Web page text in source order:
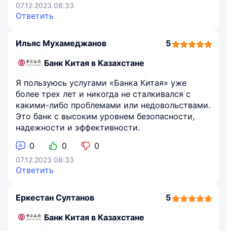
07.12.2023 08:33
Ответить
Ильяс Мухамеджанов
Банк Китая в Казахстане
5
5,0
Я пользуюсь услугами «Банка Китая» уже
более трех лет и никогда не сталкивался с
какими-либо проблемами или недовольствами.
Это банк с высоким уровнем безопасности,
надежности и эффективности.
0
0 0
07.12.2023 08:33
Ответить
Еркестан Султанов
Банк Китая в Казахстане
5
5,0